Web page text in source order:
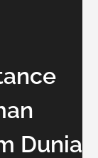
Dunia